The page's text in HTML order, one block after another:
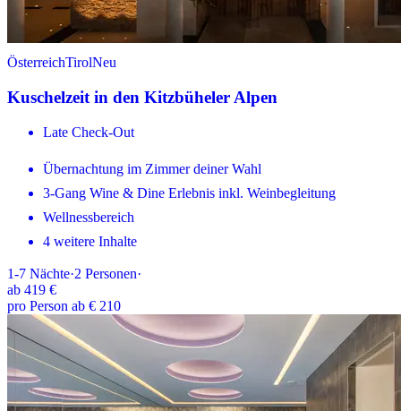
ÖsterreichTirolNeu
Kuschelzeit in den Kitzbüheler Alpen
Late Check-Out
Übernachtung im Zimmer deiner Wahl
3-Gang Wine & Dine Erlebnis inkl. Weinbegleitung
Wellnessbereich
4 weitere Inhalte
1-7 Nächte·2 Personen·
ab 419 €
pro Person ab € 210